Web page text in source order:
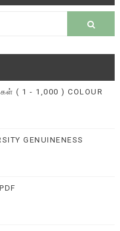
( 1 - 1,000 ) COLOUR
GENUINENESS